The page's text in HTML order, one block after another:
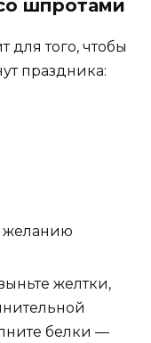
шпротами
для того, чтобы
праздника:
желанию
желтки,
белки —